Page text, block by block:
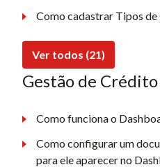
Como cadastrar Tipos de
Ver todos (21)
Gestão de Crédito
Como funciona o
Como configurar um
para ele aparecer no